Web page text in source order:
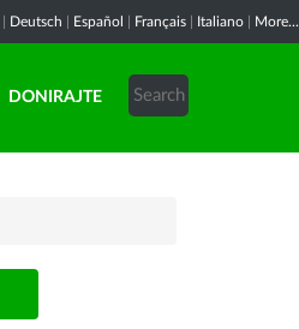
Deutsch Español Français Italiano More...
DONIRAJTE